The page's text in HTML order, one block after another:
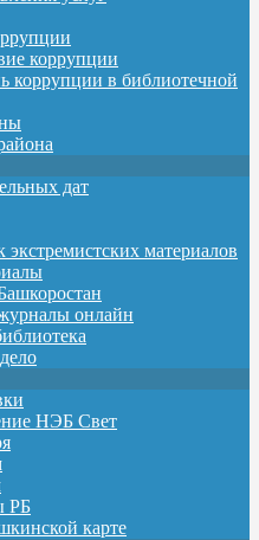
коррупции
коррупции в библиотечной
дат
материалов
онлайн
НЭБ Свет
РБ
карте